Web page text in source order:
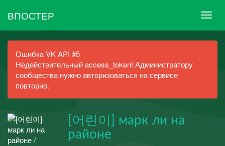
ВПОСТЕР
Ошибка VK API #5
Недействительный access_token! Администратору
сообщества нужно авторизоваться на сервисе
повторно.
[어린이] марк ли на
районе